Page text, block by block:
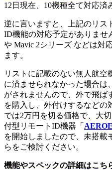
12日現在、10機種全て対応済
逆に言いますと、上記のリス
ID機能の対応予定がありませ
や Mavic 2シリーズ などは対
ます。
リストに記載のない無人航空
に済ませられなかった場合は
がされませんので、外で飛ば
を購入し、外付けするなどの
では2万円を切る価格で、大
付型リモートID機器「
を開始しましたので、未搭載
らをご検討ください。
機能やスペックの詳細はこち